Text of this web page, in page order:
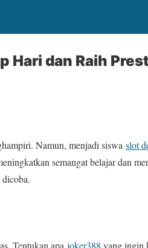
Hari dan Raih
Namun, menjadi siswa slot
semangat belajar dan
Tentukan apa joker388 yang ingin